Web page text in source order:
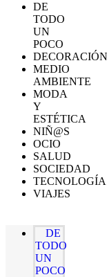
DE
TODO
UN
POCO
DECORACIÓN
MEDIO
AMBIENTE
MODA
Y
ESTÉTICA
NIÑ@S
OCIO
SALUD
SOCIEDAD
TECNOLOGÍA
VIAJES
DE
TODO
UN
POCO